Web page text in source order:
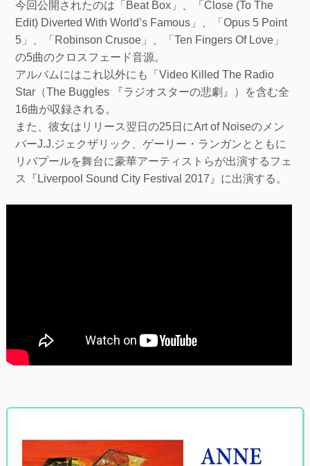
今回公開されたのは「Beat Box」、「Close (To The
Edit) Diverted With World’s Famous」、「Opus 5 Point
5」、「Robinson Crusoe」、「Ten Fingers Of Love」
の5曲のクロスフェード音源。
アルバムにはこれ以外にも「Video Killed The Radio
Star（The Buggles 『ラジオスターの悲劇』）を含む全
16曲が収録される。
また、彼女はリリース翌日の25日にArt of Noiseのメン
バーJ.J.ジェクザリック、ゲーリー・ランガンとともに
リバプールを舞台に豪華アーティストらが出演するフェ
ス『Liverpool Sound City Festival 2017』に出演する。